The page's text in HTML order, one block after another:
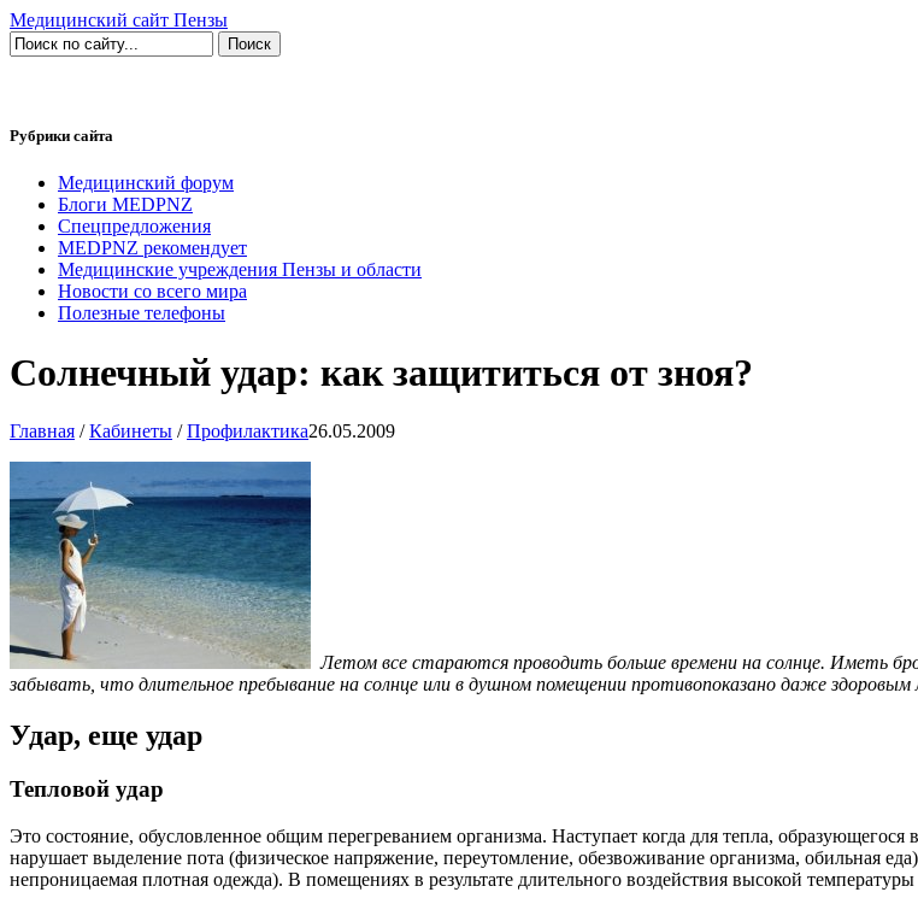
Медицинский сайт Пензы
Рубрики сайта
Медицинский форум
Блоги MEDPNZ
Спецпредложения
MEDPNZ рекомендует
Медицинские учреждения Пензы и области
Новости со всего мира
Полезные телефоны
Солнечный удар: как защититься от зноя?
Главная /Кабинеты /Профилактика26.05.2009
Летом все стараются проводить больше времени на солнце. Иметь
забывать, что длительное пребывание на солнце или в душном помещении противопоказано даже
Удар, еще удар
Тепловой удар
Это состояние, обусловленное общим перегреванием организма. Наступает когда для тепла,
нарушает выделение пота (физическое напряжение, переутомление, обезвоживание организма, обильная
непроницаемая плотная одежда). В помещениях в результате длительного воздействия высокой